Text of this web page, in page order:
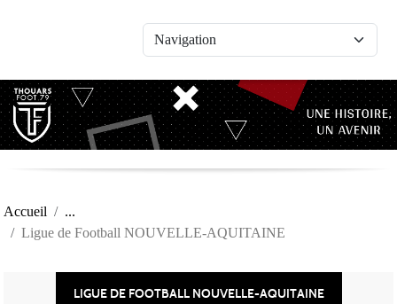
Accueil
Ligue de Football NOUVELLE-AQUITAINE
LIGUE DE FOOTBALL NOUVELLE-AQUITAINE